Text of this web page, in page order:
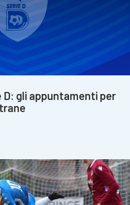
D: gli appuntamenti per